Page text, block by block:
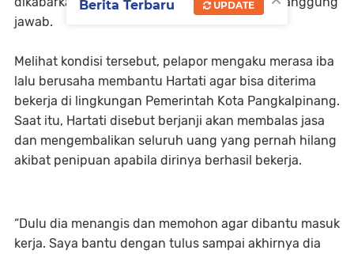
jawab.
Melihat kondisi tersebut, pelapor mengaku merasa iba
lalu berusaha membantu Hartati agar bisa diterima
bekerja di lingkungan Pemerintah Kota Pangkalpinang.
Saat itu, Hartati disebut berjanji akan membalas jasa
dan mengembalikan seluruh uang yang pernah hilang
akibat penipuan apabila dirinya berhasil bekerja.
“Dulu dia menangis dan memohon agar dibantu masuk
kerja. Saya bantu dengan tulus sampai akhirnya dia
Berita Terbaru UPDATE